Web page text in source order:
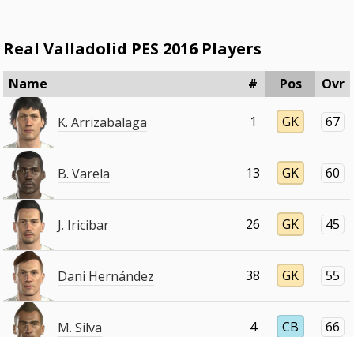
Real Valladolid PES 2016 Players
Name # Pos Ovr
K. Arrizabalaga 1 GK 67
B. Varela 13 GK 60
J. Iricibar 26 GK 45
Dani Hernández 38 GK 55
M. Silva 4 CB 66